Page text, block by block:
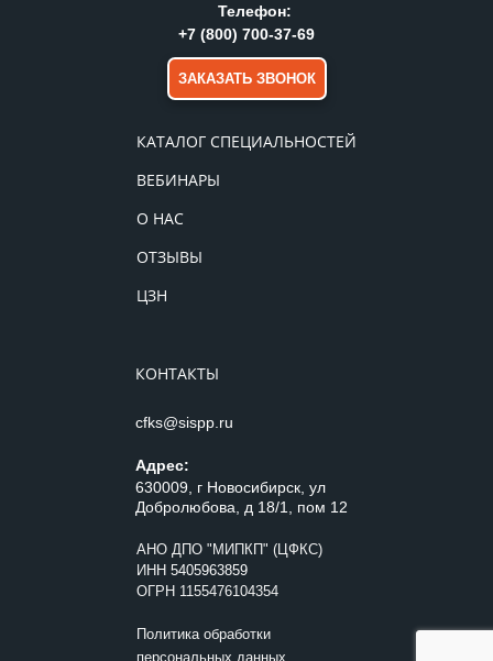
КАТАЛОГ СПЕЦИАЛЬНОСТЕЙ
ВЕБИНАРЫ
О НАС
ОТЗЫВЫ
ЦЗН
КОНТАКТЫ
cfks@sispp.ru
Адрес:
630009, г Новосибирск, ул
Добролюбова, д 18/1, пом 12
АНО ДПО "МИПКП" (ЦФКС)
ИНН 5405963859
ОГРН 1155476104354
Политика обработки
персональных данных
Телефон:
+7 (800) 700-37-69
ЗАКАЗАТЬ ЗВОНОК